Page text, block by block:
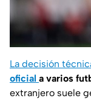
La decisión
oficial a varios
extranjero suele